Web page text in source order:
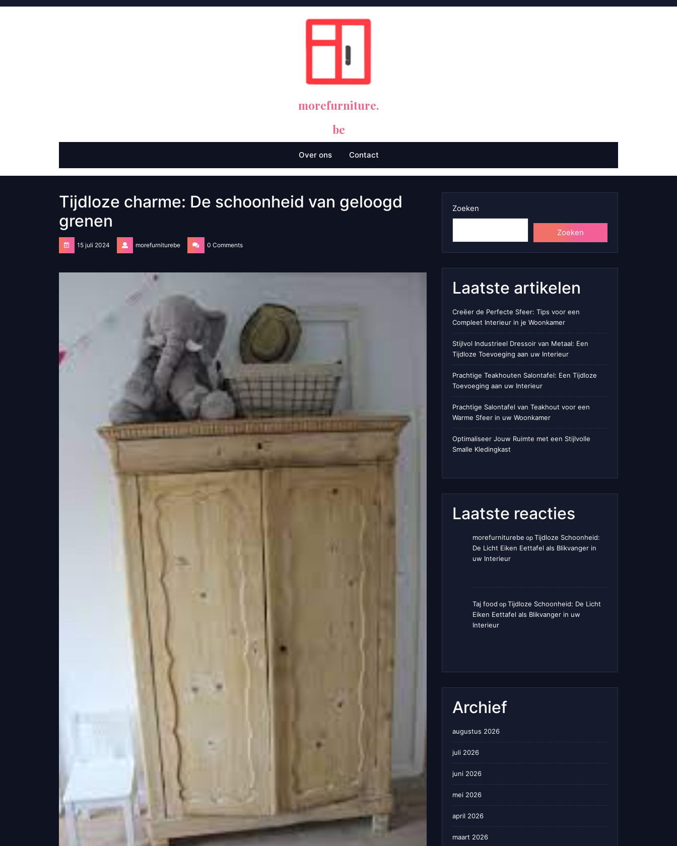
Skip
morefurniture.
be
Over ons Contact
Tijdloze charme: De schoonheid van geloogd
grenen
15 juli 2024 morefurniturebe 0 Comments
Zoeken
Zoeken
Laatste artikelen
Creëer de Perfecte Sfeer: Tips voor een
Compleet Interieur in je Woonkamer
Stijlvol Industrieel Dressoir van Metaal: Een
Tijdloze Toevoeging aan uw Interieur
Prachtige Teakhouten Salontafel: Een Tijdloze
Toevoeging aan uw Interieur
Prachtige Salontafel van Teakhout voor een
Warme Sfeer in uw Woonkamer
Optimaliseer Jouw Ruimte met een Stijlvolle
Smalle Kledingkast
Laatste reacties
morefurniturebe op Tijdloze Schoonheid:
De Licht Eiken Eettafel als Blikvanger in
uw Interieur
Taj food op Tijdloze Schoonheid: De Licht
Eiken Eettafel als Blikvanger in uw
Interieur
Archief
augustus 2026
juli 2026
juni 2026
mei 2026
april 2026
maart 2026